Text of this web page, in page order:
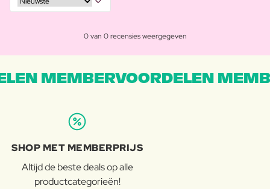
0 van 0 recensies weergegeven
MEMBERVOORDELEN
SHOP MET MEMBERPRIJS
Altijd de beste deals op alle
productcategorieën!